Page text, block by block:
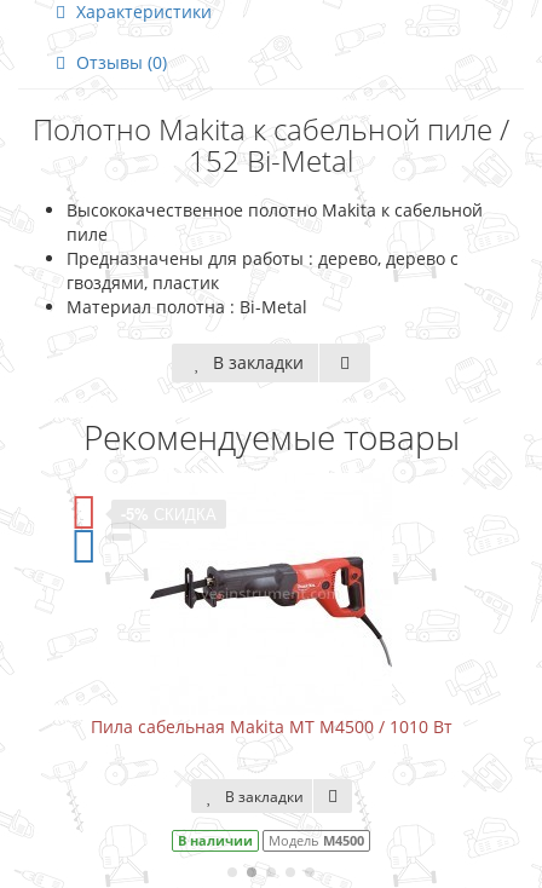
Характеристики
Отзывы (0)
Полотно Makita к сабельной пиле /
152 Bi-Metal
Высококачественное полотно Makita к сабельной
пиле
Предназначены для работы : дерево, дерево с
гвоздями, пластик
Материал полотна : Bi-Metal
В закладки
Рекомендуемые товары
-5% СКИДКА
Пила сабельная Makita MT M4500 / 1010 Вт
В закладки
В наличии Модель M4500